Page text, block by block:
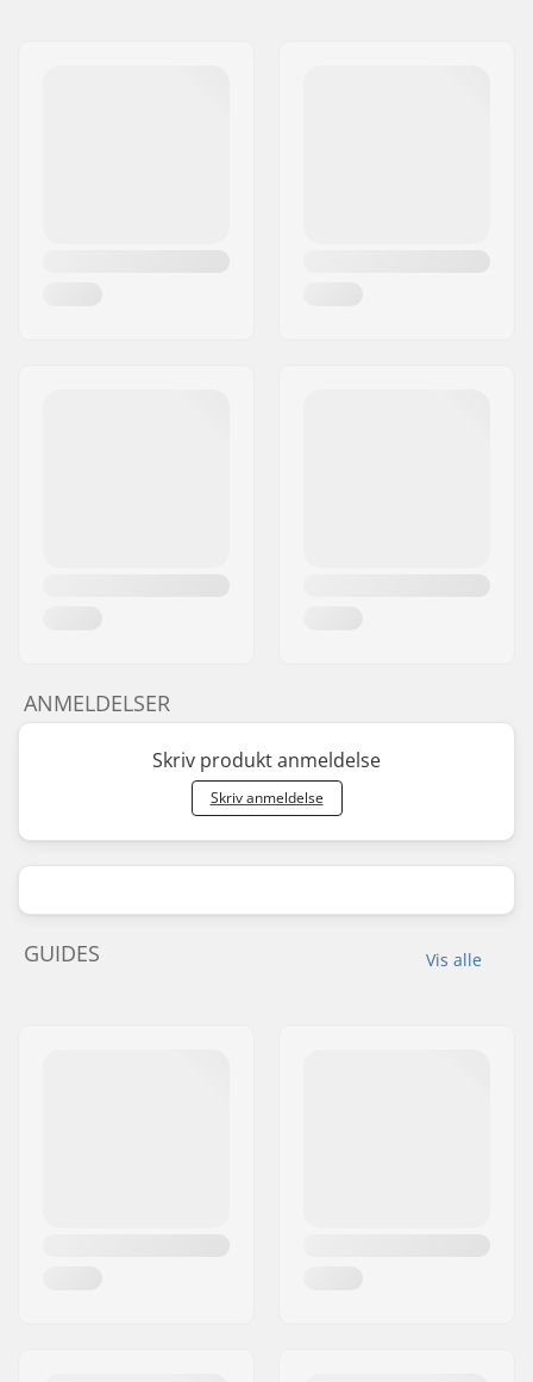
ANMELDELSER
Skriv produkt anmeldelse
Skriv anmeldelse
Vis alle
GUIDES